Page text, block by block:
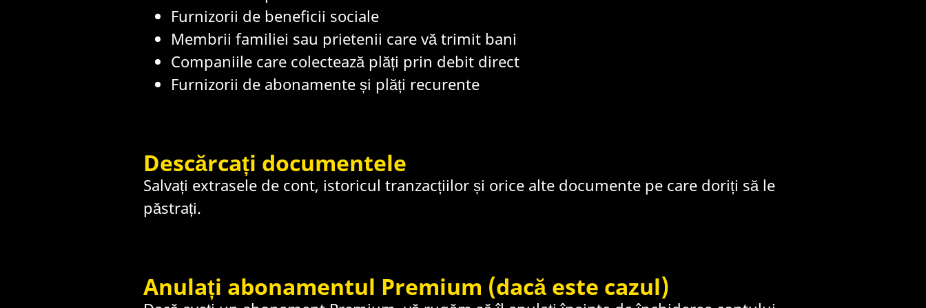
Furnizorii de beneficii sociale
Membrii familiei sau prietenii care vă trimit bani
Companiile care colectează plăți prin debit direct
Furnizorii de abonamente și plăți recurente
Descărcați documentele
Salvați extrasele de cont, istoricul tranzacțiilor și orice alte documente pe care doriți să le
păstrați.
Anulați abonamentul Premium (dacă este cazul)